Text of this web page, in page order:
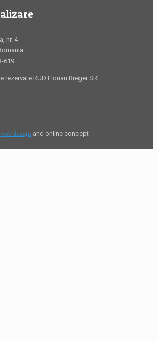
nr. 4
619
rezervate RUD Florian Rieger SRL.
web design and online concept